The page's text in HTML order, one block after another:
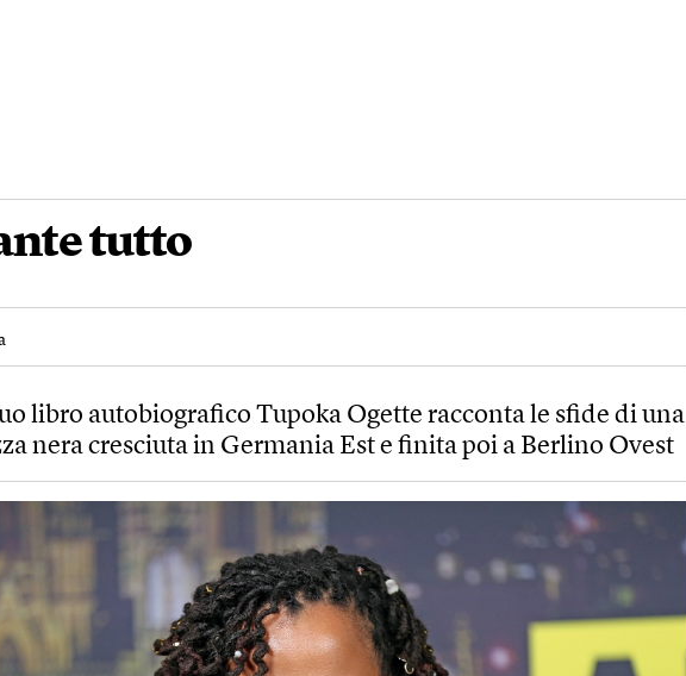
tutto
libro autobiografico Tupoka Ogette racconta le sfide di una
nera cresciuta in Germania Est e finita poi a Berlino Ovest